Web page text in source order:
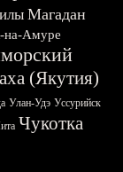
Магадан
на-Амуре
(Якутия)
Улан-Удэ Уссурийск
Чукотка